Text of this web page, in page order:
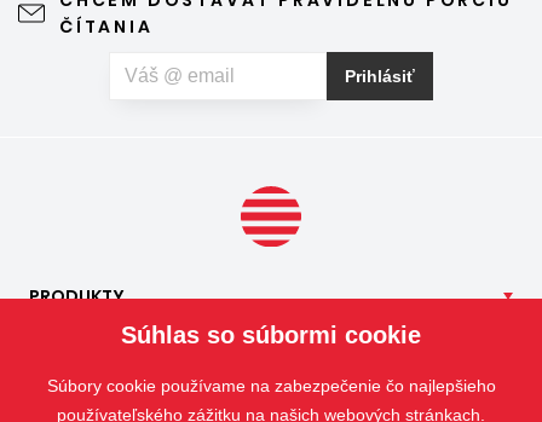
výhľad z okna ani vzhľad domu, vyžaduje len minimálnu
vás okrem hmyzu trápia aj peľové alergie, môžete zvoliť
špeciálnu sieť proti peľu, ktorá pomáha obmedziť
ČÍTANIA
Prihlásiť
PRODUKTY
SLUŽBY
ISOTRA
Súhlas so súbormi cookie
Súbory cookie používame na zabezpečenie čo najlepšieho
používateľského zážitku na našich webových stránkach.